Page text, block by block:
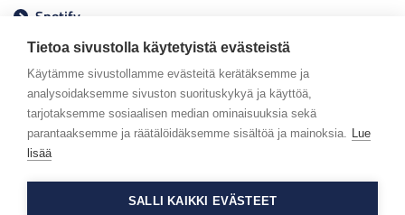
Tietoa sivustolla käytetyistä evästeistä
Käytämme sivustollamme evästeitä kerätäksemme ja
analysoidaksemme sivuston suorituskykyä ja käyttöä,
tarjotaksemme sosiaalisen median ominaisuuksia sekä
parantaaksemme ja räätälöidäksemme sisältöä ja mainoksia. Lue
lisää
SALLI KAIKKI EVÄSTEET
Spotify